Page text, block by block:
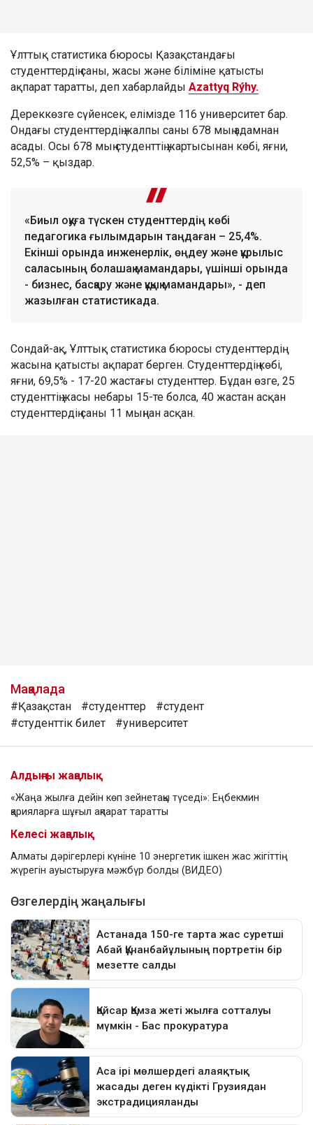
Ұлттық статистика бюросы Қазақстандағы
студенттердің саны, жасы және біліміне қатысты
ақпарат таратты, деп хабарлайды Azattyq Rýhy.
Дереккөзге сүйенсек, елімізде 116 университет бар.
Ондағы студенттердің жалпы саны 678 мың адамнан
асады. Осы 678 мың студенттің жартысынан көбі, яғни,
52,5% – қыздар.
«Биыл оқуға түскен студенттердің көбі
педагогика ғылымдарын таңдаған – 25,4%.
Екінші орында инженерлік, өңдеу және құрылыс
саласының болашақ мамандары, үшінші орында
- бизнес, басқару және құқық мамандары», - деп
жазылған статистикада.
Сондай-ақ, Ұлттық статистика бюросы студенттердің
жасына қатысты ақпарат берген. Студенттердің көбі,
яғни, 69,5% - 17-20 жастағы студенттер. Бұдан өзге, 25
студенттің жасы небары 15-те болса, 40 жастан асқан
студенттердің саны 11 мыңнан асқан.
Мақалада
#Қазақстан #студенттер
#студент
#студенттік билет
#университет
Алдыңғы жаңалық
«Жаңа жылға дейін көп зейнетақы түседі»: Еңбекмин
қарияларға шұғыл ақпарат таратты
Келесі жаңалық
Алматы дәрігерлері күніне 10 энергетик ішкен жас жігіттің
жүрегін ауыстыруға мәжбүр болды (ВИДЕО)